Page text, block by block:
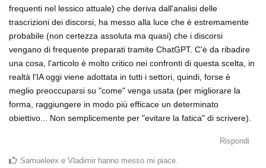
frequenti nel lessico attuale) che deriva dall'analisi delle
trascrizioni dei discorsi, ha messo alla luce che è estremamente
probabile (non certezza assoluta ma quasi) che i discorsi
vengano di frequente preparati tramite ChatGPT. C'è da ribadire
una cosa, l'articolo è molto critico nei confronti di questa scelta, in
realtà l'IA oggi viene adottata in tutti i settori, quindi, forse è
meglio preoccuparsi su "come" venga usata (per migliorare la
forma, raggiungere in modo più efficace un determinato
obiettivo... Non semplicemente per "evitare la fatica" di scrivere).
Rispondi
Samueleex e Vladimir hanno messo mi piace.